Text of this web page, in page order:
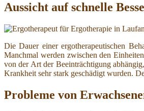
Aussicht auf schnelle
Die Dauer einer ergotherapeutischen
Manchmal werden zwischen den
von der Art der Beeinträchtigung
Krankheit sehr stark geschädigt wurden.
Probleme von